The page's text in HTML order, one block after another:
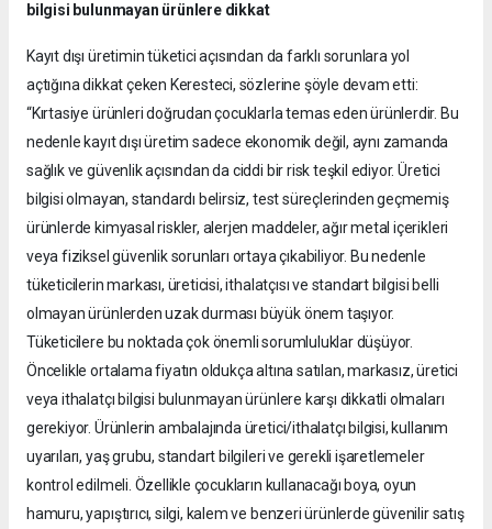
bilgisi bulunmayan ürünlere dikkat
Kayıt dışı üretimin tüketici açısından da farklı sorunlara yol
açtığına dikkat çeken Keresteci, sözlerine şöyle devam etti:
“Kırtasiye ürünleri doğrudan çocuklarla temas eden ürünlerdir. Bu
nedenle kayıt dışı üretim sadece ekonomik değil, aynı zamanda
sağlık ve güvenlik açısından da ciddi bir risk teşkil ediyor. Üretici
bilgisi olmayan, standardı belirsiz, test süreçlerinden geçmemiş
ürünlerde kimyasal riskler, alerjen maddeler, ağır metal içerikleri
veya fiziksel güvenlik sorunları ortaya çıkabiliyor. Bu nedenle
tüketicilerin markası, üreticisi, ithalatçısı ve standart bilgisi belli
olmayan ürünlerden uzak durması büyük önem taşıyor.
Tüketicilere bu noktada çok önemli sorumluluklar düşüyor.
Öncelikle ortalama fiyatın oldukça altına satılan, markasız, üretici
veya ithalatçı bilgisi bulunmayan ürünlere karşı dikkatli olmaları
gerekiyor. Ürünlerin ambalajında üretici/ithalatçı bilgisi, kullanım
uyarıları, yaş grubu, standart bilgileri ve gerekli işaretlemeler
kontrol edilmeli. Özellikle çocukların kullanacağı boya, oyun
hamuru, yapıştırıcı, silgi, kalem ve benzeri ürünlerde güvenilir satış